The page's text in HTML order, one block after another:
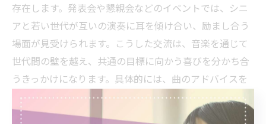
存在します。発表会や懇親会などのイベントでは、シニ
アと若い世代が互いの演奏に耳を傾け合い、励まし合う
場面が見受けられます。こうした交流は、音楽を通じて
世代間の壁を越え、共通の目標に向かう喜びを分かち合
うきっかけになります。具体的には、曲のアドバイスを
し合ったり、練習方法を共有したりすることで、互いに
成長できるのが魅力です。ピアノ教室は、単なる習い事